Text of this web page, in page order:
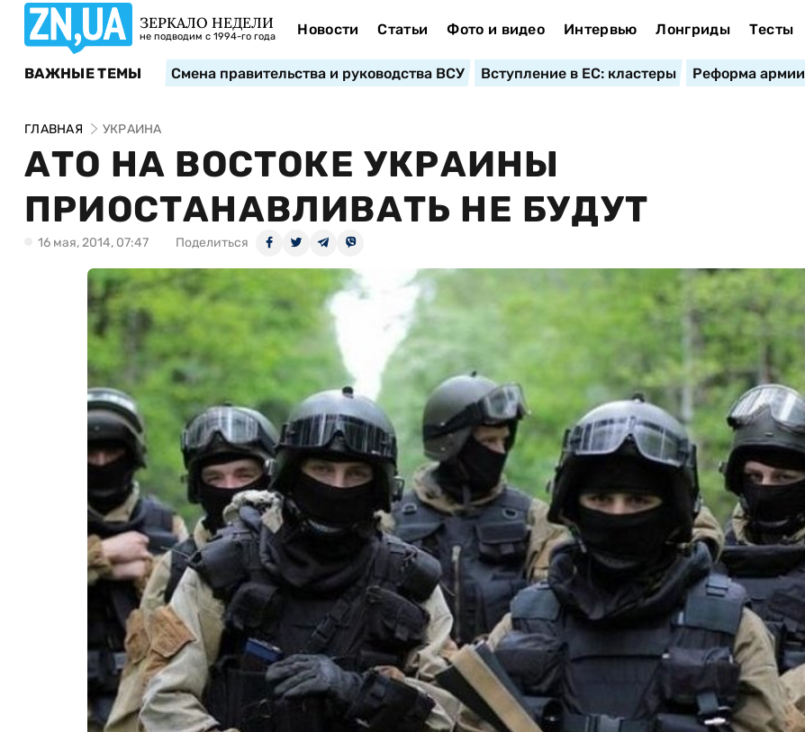
ЗЕРКАЛО НЕДЕЛИ
не подводим с 1994-го года Новости Статьи Фото и видео Интервью Лонгриды Тесты
ВАЖНЫЕ ТЕМЫ Смена правительства и руководства ВСУ Вступление в ЕС: кластеры Реформа армии
ГЛАВНАЯ УКРАИНА
АТО НА ВОСТОКЕ УКРАИНЫ
ПРИОСТАНАВЛИВАТЬ НЕ БУДУТ
16 мая, 2014, 07:47 Поделиться